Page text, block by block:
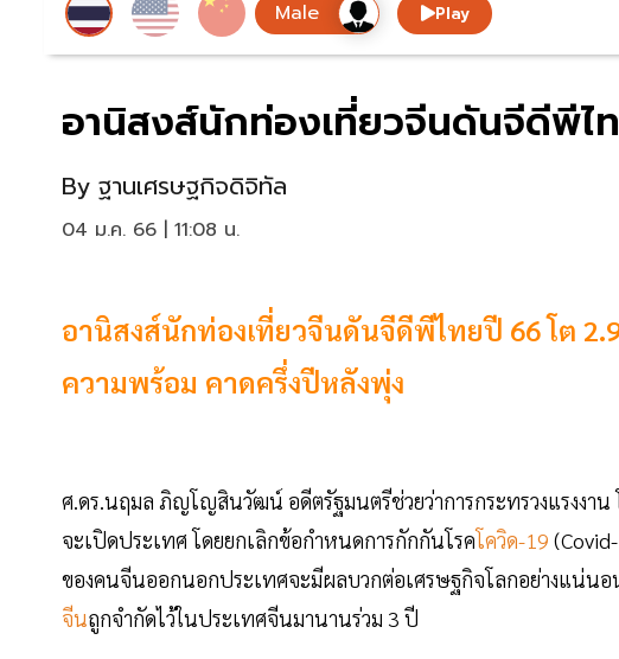
Play
อานิสงส์นักท่องเที่ยวจีนดันจีดีพีไ
By ฐานเศรษฐกิจดิจิทัล
04 ม.ค. 66 | 11:08 น.
อานิสงส์นักท่องเที่ยวจีนดันจีดีพีไทยปี 66 โต
ความพร้อม คาดครึ่งปีหลังพุ่ง
ศ.ดร.นฤมล ภิญโญสินวัฒน์ อดีตรัฐมนตรีช่วยว่าการกระทรวงแรงงา
จะเปิดประเทศ โดยยกเลิกข้อกำหนดการกักกันโรคโควิด-19
ของคนจีนออกนอกประเทศจะมีผลบวกต่อเศรษฐกิจโลกอย่างแน่นอ
จีนถูกจำกัดไว้ในประเทศจีนมานานร่วม 3 ปี